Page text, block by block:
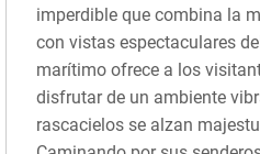
imperdible que combina la
con vistas espectaculares
marítimo ofrece a los
disfrutar de un ambiente
rascacielos se alzan